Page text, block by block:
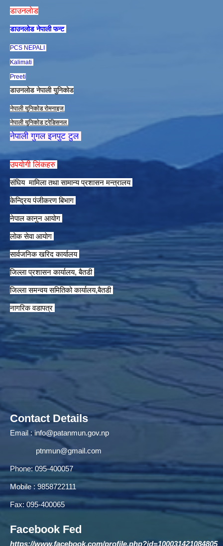
डाउनलाेड
डाउनलाेड नेपाली फन्ट
PCS NEPALI
Kalimati
Preeti
डाउनलाेड नेपाली युनिकाेड
नेपाली युनिकाेड राेमनाइज
नेपाली युनिकाेड ट्रेडिसनल
नेपाली गुगल इनपुट टुल
उपयाेगी लिंकहरु
संघिय मामिला तथा सामान्य प्रशासन मन्त्रालय
केन्द्रिय पंजीकरण बिभाग
नेपाल कानुन आयाेग
लाेक सेवा आयाेग
सार्वजनिक खरिद कार्यालय
जिल्ला प्रशासन कार्यालय, बैतडी
जिल्ला समन्वय समितिको कार्यालय,बैतडी
नागरिक वडापत्र
Contact Details
Email :info@patanmun.gov.np
ptnmun@gmail.com
Phone: 095-400057
Mobile : 9858722111
Fax: 095-400065
Facebook Fed
https://www.facebook.com/profile.php?id=100031421084805